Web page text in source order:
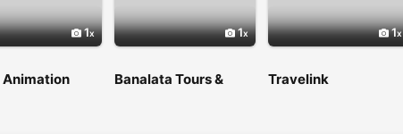
1
Animation
1
Banalata Tours &
1
Travelink